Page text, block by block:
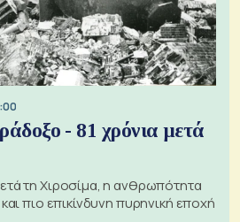
- 81 χρόνια μετά
τη Χιροσίμα, η ανθρωπότητα
πιο επικίνδυνη πυρηνική εποχή